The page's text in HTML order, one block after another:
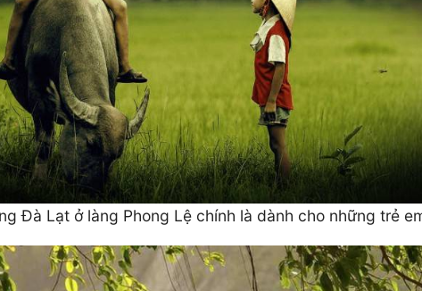
Đà Lạt ở làng Phong Lệ chính là dành cho những trẻ